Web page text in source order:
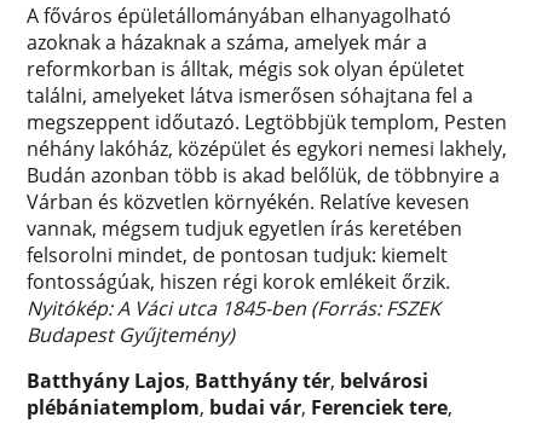
A főváros épületállományában elhanyagolható
azoknak a házaknak a száma, amelyek már a
reformkorban is álltak, mégis sok olyan épületet
találni, amelyeket látva ismerősen sóhajtana fel a
megszeppent időutazó. Legtöbbjük templom, Pesten
néhány lakóház, középület és egykori nemesi lakhely,
Budán azonban több is akad belőlük, de többnyire a
Várban és közvetlen környékén. Relatíve kevesen
vannak, mégsem tudjuk egyetlen írás keretében
felsorolni mindet, de pontosan tudjuk: kiemelt
fontosságúak, hiszen régi korok emlékeit őrzik.
Nyitókép: A Váci utca 1845-ben (Forrás: FSZEK
Budapest Gyűjtemény)
Batthyány Lajos, Batthyány tér, belvárosi
plébániatemplom, budai vár, Ferenciek tere,